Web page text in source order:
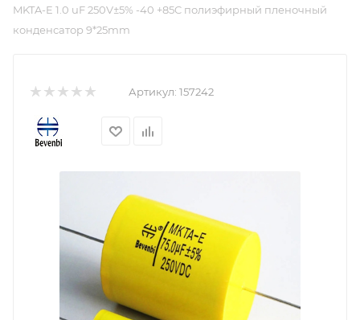
MKTA-E 1.0 uF 250V±5% -40 +85C полиэфирный пленочный
конденсатор 9*25mm
Артикул: 157242